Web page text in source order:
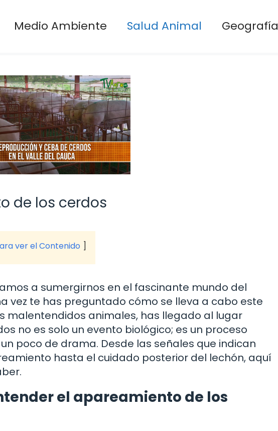
Medio Ambiente Salud Animal Geografía
de los cerdos
ver el Contenido
a sumergirnos en el fascinante mundo del
vez te has preguntado cómo se lleva a cabo este
malentendidos animales, has llegado al lugar
no es solo un evento biológico; es un proceso
poco de drama. Desde las señales que indican
hasta el cuidado posterior del lechón, aquí
el apareamiento de los